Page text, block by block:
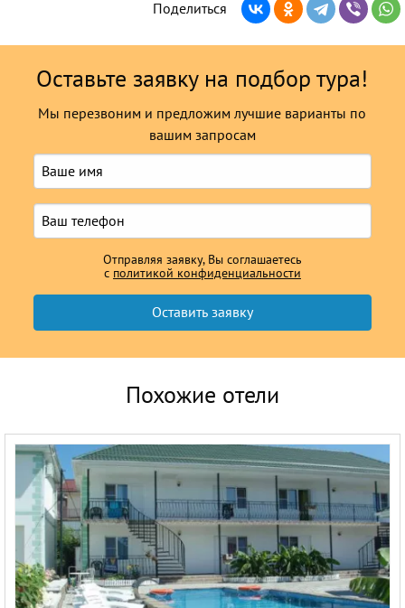
Поделиться
Оставьте заявку на подбор тура!
Мы перезвоним и предложим лучшие варианты по
вашим запросам
Отправляя заявку, Вы соглашаетесь
с политикой конфиденциальности
Похожие отели